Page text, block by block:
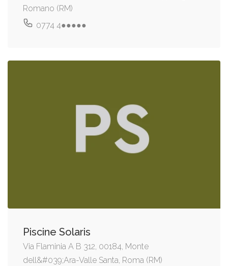
Romano (RM)
0774 4●●●●●
Piscine Solaris
Via Flaminia A B 312, 00184, Monte
dell&#039;Ara-Valle Santa, Roma (RM)